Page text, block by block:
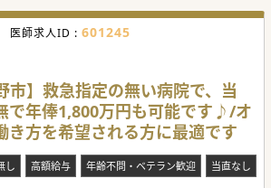
医師求人ID : 601245
市】救急指定の無い病院で、当
で年俸1,800万円も可能です♪/オ
き方を希望される方に最適です
し 高額給与 年齢不問・ベテラン歓迎 当直なし